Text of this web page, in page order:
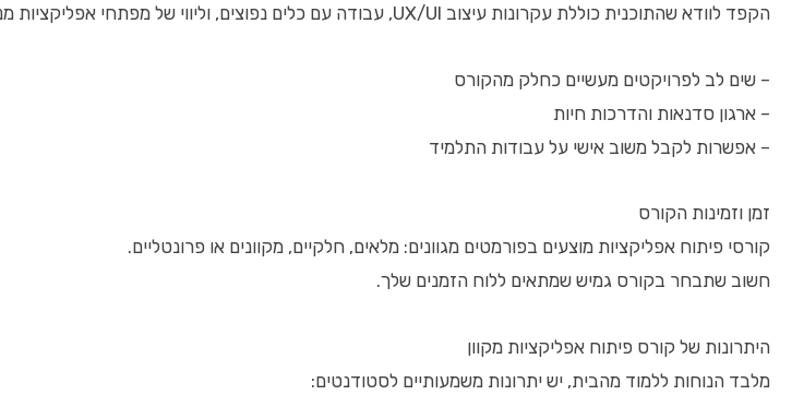
הקפד לוודא שהתוכנית כוללת עקרונות עיצוב UX/UI, עבודה עם כלים נפוצים, וליווי של מפתחי אפליקציות מנוסים. מרצים עם ניסיון מעשי בשוק העבודה יעניקו תובנות שלא ניתן לקבל מקריאה בלבד.
– שים לב לפרויקטים מעשיים כחלק מהקורס
– ארגון סדנאות והדרכות חיות
– אפשרות לקבל משוב אישי על עבודות התלמיד
זמן וזמינות הקורס
קורסי פיתוח אפליקציות מוצעים בפורמטים מגוונים: מלאים, חלקיים, מקוונים או פרונטליים.
חשוב שתבחר בקורס גמיש שמתאים ללוח הזמנים שלך.
היתרונות של קורס פיתוח אפליקציות מקוון
מלבד הנוחות ללמוד מהבית, יש יתרונות משמעותיים לסטודנטים: